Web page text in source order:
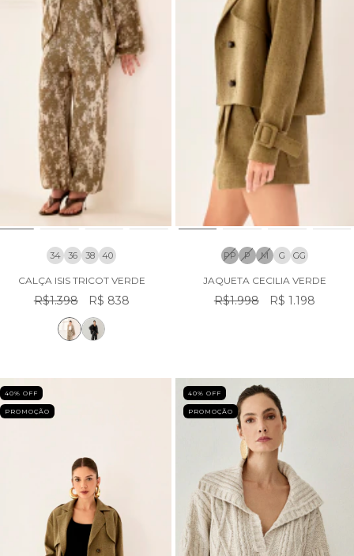
34 36 38 40
CALÇA ISIS TRICOT VERDE
R$1.398 R$ 838
PP P M G GG
JAQUETA CECILIA VERDE
R$1.998 R$ 1.198
40% OFF
PROMOÇÃO
40% OFF
PROMOÇÃO